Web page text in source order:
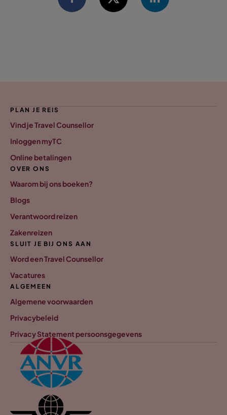
PLAN JE REIS
Vind je Travel Counsellor
Inloggen myTC
Online betalingen
OVER ONS
Waarom bij ons boeken?
Blogs
Verantwoord reizen
Zakenreizen
SLUIT JE BIJ ONS AAN
Word een Travel Counsellor
Vacatures
ALGEMEEN
Algemene voorwaarden
Privacybeleid
Privacy Statement persoonsgegevens